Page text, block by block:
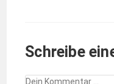
Schreibe